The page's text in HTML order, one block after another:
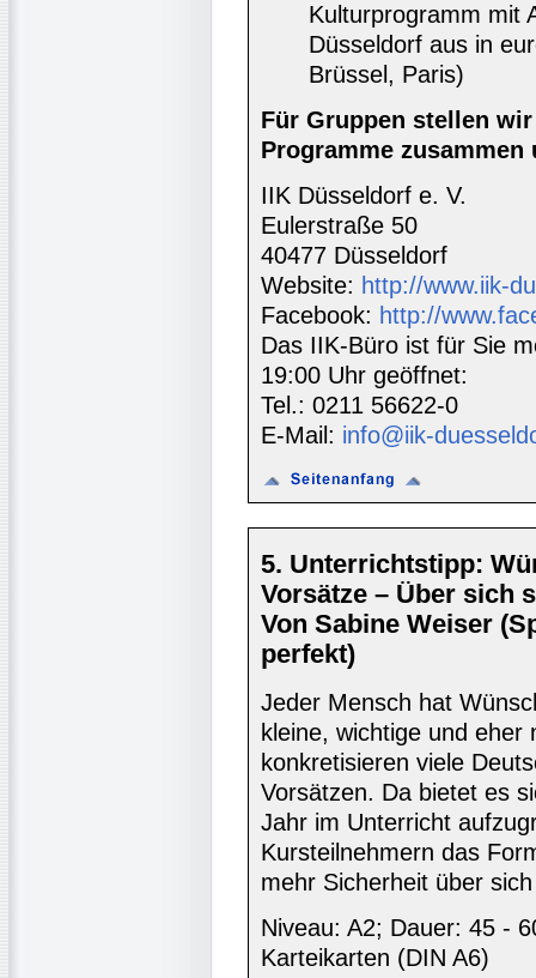
Kulturprogramm mit
Düsseldorf aus in
Brüssel, Paris)
Für Gruppen stellen
Programme zusammen
IIK Düsseldorf e. V.
Eulerstraße 50
40477 Düsseldorf
Website: http://www.iik-
Facebook: http://
Das IIK-Büro ist für Sie
19:00 Uhr geöffnet:
Tel.: 0211 56622-0
E-Mail: info@iik-
5. Unterrichtstipp:
Vorsätze – Über sich
Von Sabine Weiser
perfekt)
Jeder Mensch hat
kleine, wichtige und
konkretisieren viele
Vorsätzen. Da bietet es
Jahr im Unterricht
Kursteilnehmern das
mehr Sicherheit über
Niveau: A2; Dauer: 45 -
Karteikarten (DIN A6)